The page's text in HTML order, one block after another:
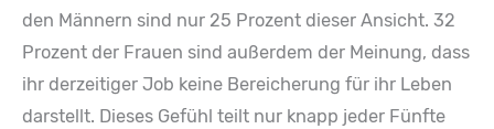
den Männern sind nur 25 Prozent dieser Ansicht. 32
Prozent der Frauen sind außerdem der Meinung, dass
ihr derzeitiger Job keine Bereicherung für ihr Leben
darstellt. Dieses Gefühl teilt nur knapp jeder Fünfte